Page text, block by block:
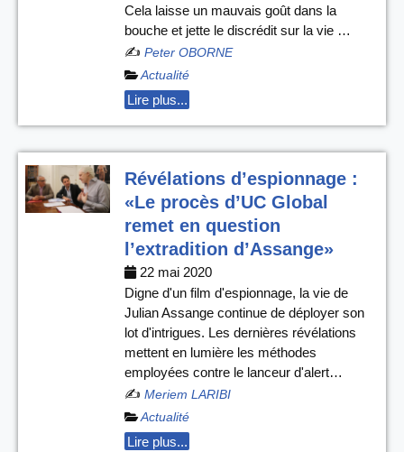
Cela laisse un mauvais goût dans la
bouche et jette le discrédit sur la vie …
✍️ Peter OBORNE
Actualité
Lire plus...
Révélations d’espionnage :
«Le procès d’UC Global
remet en question
l’extradition d’Assange»
22 mai 2020
Digne d'un film d'espionnage, la vie de
Julian Assange continue de déployer son
lot d'intrigues. Les dernières révélations
mettent en lumière les méthodes
employées contre le lanceur d'alert…
✍️ Meriem LARIBI
Actualité
Lire plus...